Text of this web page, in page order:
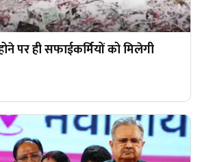
पर ही सफाईकर्मियों को मिलेगी